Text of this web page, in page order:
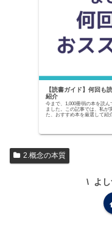
【読書ガイド】何回も
紹介
今まで、1,000冊弱の本を読
ました。この記事では、私が
た、おすすめ本を厳選して紹
2.概念の本質
よ